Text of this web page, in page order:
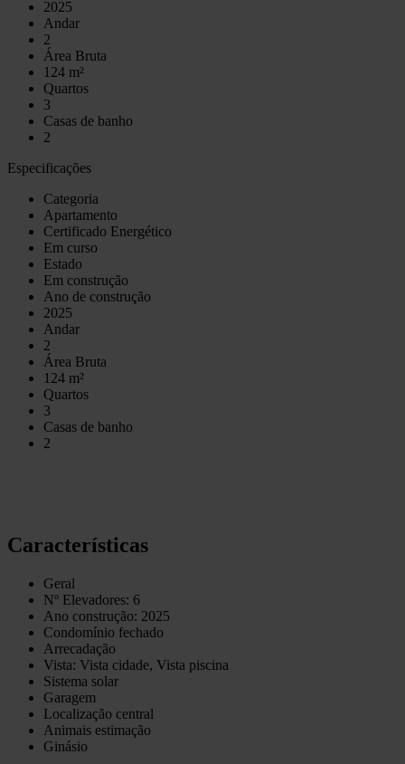
2025
Andar
2
Área Bruta
124 m²
Quartos
3
Casas de banho
2
Especificações
Categoria
Apartamento
Certificado Energético
Em curso
Estado
Em construção
Ano de construção
2025
Andar
2
Área Bruta
124 m²
Quartos
3
Casas de banho
2
Características
Geral
Nº Elevadores: 6
Ano construção: 2025
Condomínio fechado
Arrecadação
Vista: Vista cidade, Vista piscina
Sistema solar
Garagem
Localização central
Animais estimação
Ginásio